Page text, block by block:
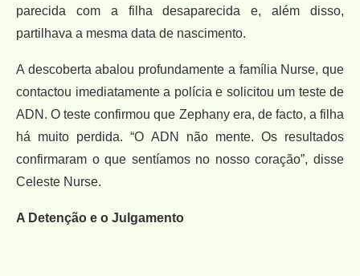
parecida com a filha desaparecida e, além disso,
partilhava a mesma data de nascimento.
A descoberta abalou profundamente a família Nurse, que
contactou imediatamente a polícia e solicitou um teste de
ADN. O teste confirmou que Zephany era, de facto, a filha
há muito perdida. “O ADN não mente. Os resultados
confirmaram o que sentíamos no nosso coração”, disse
Celeste Nurse.
A Detenção e o Julgamento